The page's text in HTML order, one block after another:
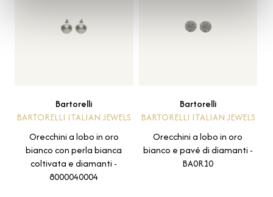
Bartorelli
BARTORELLI ITALIAN JEWELS
Orecchini a lobo in oro
bianco con perla bianca
coltivata e diamanti -
8000040004
Bartorelli
BARTORELLI ITALIAN JEWELS
Orecchini a lobo in oro
bianco e pavé di diamanti -
BA0R10